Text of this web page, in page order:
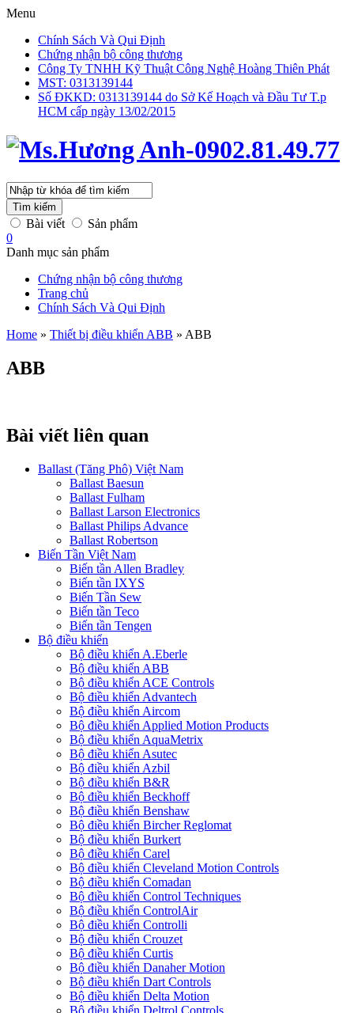
Menu
Chính Sách Và Qui Định
Chứng nhận bộ công thương
Công Ty TNHH Kỹ Thuật Công Nghệ Hoàng Thiên Phát
MST: 0313139144
Số ĐKKD: 0313139144 do Sở Kế Hoạch và Đầu Tư T.p
HCM cấp ngày 13/02/2015
Tìm kiếm
Bài viết
Sản phẩm
0
Danh mục sản phẩm
Chứng nhận bộ công thương
Trang chủ
Chính Sách Và Qui Định
Home » Thiết bị điều khiển ABB » ABB
ABB
Bài viết liên quan
Ballast (Tăng Phô) Việt Nam
Ballast Baesun
Ballast Fulham
Ballast Larson Electronics
Ballast Philips Advance
Ballast Robertson
Biến Tần Việt Nam
Biến tần Allen Bradley
Biến tần IXYS
Biến Tần Sew
Biến tần Teco
Biến tần Tengen
Bộ điều khiển
Bộ điều khiển A.Eberle
Bộ điều khiển ABB
Bộ điều khiển ACE Controls
Bộ điều khiển Advantech
Bộ điều khiển Aircom
Bộ điều khiển Applied Motion Products
Bộ điều khiển AquaMetrix
Bộ điều khiển Asutec
Bộ điều khiển Azbil
Bộ điều khiển B&R
Bộ điều khiển Beckhoff
Bộ điều khiển Benshaw
Bộ điều khiển Bircher Reglomat
Bộ điều khiển Burkert
Bộ điều khiển Carel
Bộ điều khiển Cleveland Motion Controls
Bộ điều khiển Comadan
Bộ điều khiển Control Techniques
Bộ điều khiển ControlAir
Bộ điều khiển Controlli
Bộ điều khiển Crouzet
Bộ điều khiển Curtis
Bộ điều khiển Danaher Motion
Bộ điều khiển Dart Controls
Bộ điều khiển Delta Motion
Bộ điều khiển Deltrol Controls